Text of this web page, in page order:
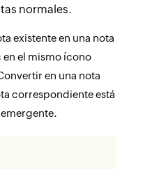
normales.
existente en una nota
el mismo ícono
en una nota
correspondiente está